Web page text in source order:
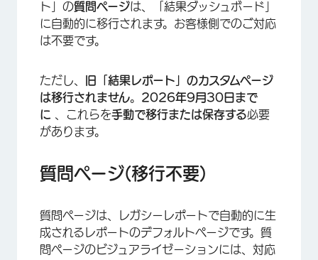
ト」の質問ページは、「結果ダッシュボード」
に自動的に移行されます。お客様側でのご対応
は不要です。
ただし、
旧「結果レポート」のカスタムページ
は移行されません。 2026年9月30日まで
に
、これらを手動で移行または保存する必要
があります。
質問ページ(移行不要)
質問ページは、レガシーレポートで自動的に生
成されるレポートのデフォルトページです。質
問ページのビジュアライゼーションには、対応